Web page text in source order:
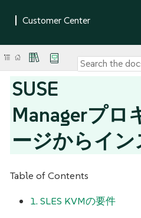
SUSE
Managerプロ
ージからイ
Table of Contents
1. SLES KVMの要件